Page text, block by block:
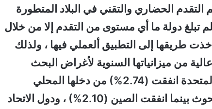
التقدم الحضاري والتقني في البلاد المتطورة
تبلغ دولة ما أي مستوى من التقدم إلا من خلال
طريقها إلى التطبيق ألعملي فيها ، ولذلك
من ميزانياتها السنوية لأغراض البحث
والتطوير. فنجد مثلا ان الولايات ألمتحدة انفقت (2.74%) من دخلها المحلي
الإجمالي عام 2014 على هذه البحوث بينما انفقت الصين (2.10%) ، ودول الاتحاد